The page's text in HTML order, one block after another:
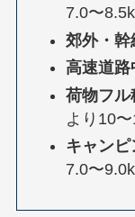
7.0〜
郊外・幹
高速道路
荷物フ
より10
キャンピ
7.0〜